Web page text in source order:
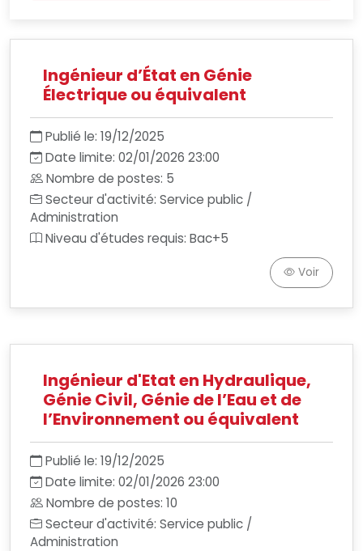
Ingénieur d’État en Génie
Électrique ou équivalent
Publié le: 19/12/2025
Date limite: 02/01/2026 23:00
Nombre de postes: 5
Secteur d'activité: Service public /
Administration
Niveau d'études requis: Bac+5
Voir
Ingénieur d'Etat en Hydraulique,
Génie Civil, Génie de l’Eau et de
l’Environnement ou équivalent
Publié le: 19/12/2025
Date limite: 02/01/2026 23:00
Nombre de postes: 10
Secteur d'activité: Service public /
Administration